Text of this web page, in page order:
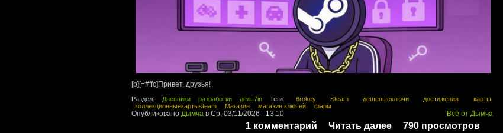
[b][=#ffc]Привет, друзья!
Раздел: Дневники разработки дель7in Теги: 6rokey Steam дешевыеключи достижения
карты
коллекционныекартыsteam
Магазин магазин ключей фарм
Всё от Дымча
Опубликовано Дымча в Ср, 03/11/2026 - 13:10
1 комментарий Читать далее 790 просмотров